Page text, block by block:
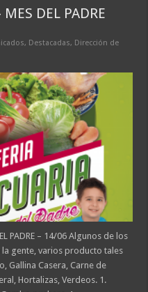
MES DEL PADRE
, Destacadas, Dirección de
PADRE – 14/06 Algunos de los
gente, varios producto tales
Gallina Casera, Carne de
Hortalizas, Verdeos. 1.